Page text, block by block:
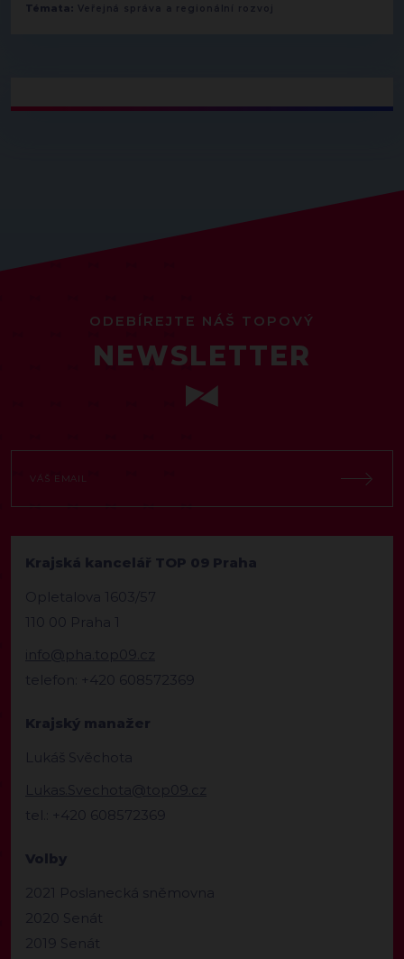
Témata: Veřejná správa a regionální rozvoj
ODEBÍREJTE NÁŠ TOPOVÝ
NEWSLETTER
Krajská kancelář TOP 09 Praha
Opletalova 1603/57
110 00 Praha 1
info@pha.top09.cz
telefon: +420 608572369
Krajský manažer
Lukáš Svěchota
Lukas.Svechota@top09.cz
tel.: +420 608572369
Volby
2021 Poslanecká sněmovna
2020 Senát
2019 Senát